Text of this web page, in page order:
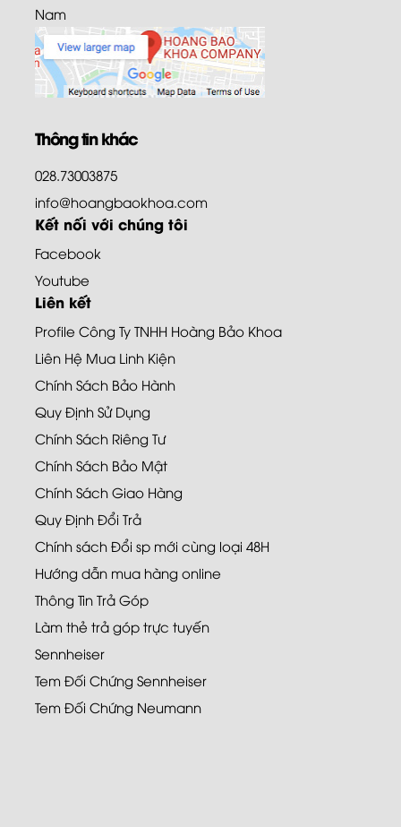
Nam
Thông tin khác
028.73003875
info@hoangbaokhoa.com
Kết nối với chúng tôi
Facebook
Youtube
Liên kết
Profile Công Ty TNHH Hoàng Bảo Khoa
Liên Hệ Mua Linh Kiện
Chính Sách Bảo Hành
Quy Định Sử Dụng
Chính Sách Riêng Tư
Chính Sách Bảo Mật
Chính Sách Giao Hàng
Quy Định Đổi Trả
Chính sách Đổi sp mới cùng loại 48H
Hướng dẫn mua hàng online
Thông Tin Trả Góp
Làm thẻ trả góp trực tuyến
Sennheiser
Tem Đối Chứng Sennheiser
Tem Đối Chứng Neumann